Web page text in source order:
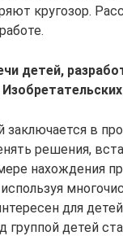
кругозор.
детей,
заключается в
решения,
нахождения
для
группой детей